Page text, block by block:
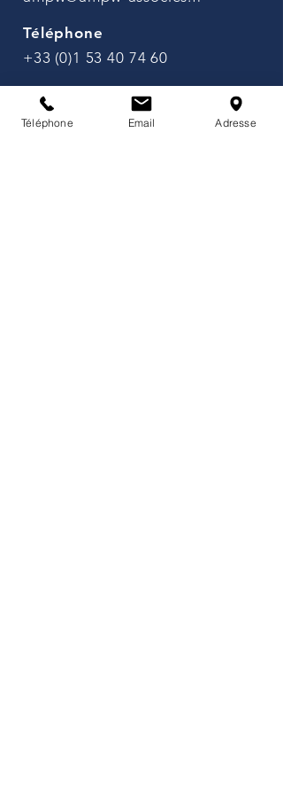
Téléphone
+33 (0)1 53 40 74 60
Adresse
141 avenue de Wagram, 75017
Téléphone Email Adresse